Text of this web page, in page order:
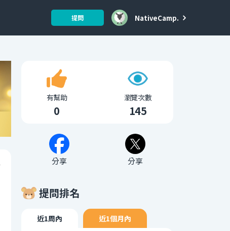
提問 NativeCamp.
有幫助
0
瀏覽次數
145
分享 分享
提問排名
近1周內 近1個月內